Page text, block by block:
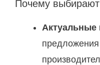
Почему
Актуальные